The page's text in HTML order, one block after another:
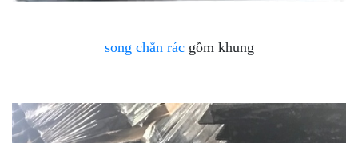
song chắn rácgồm khung